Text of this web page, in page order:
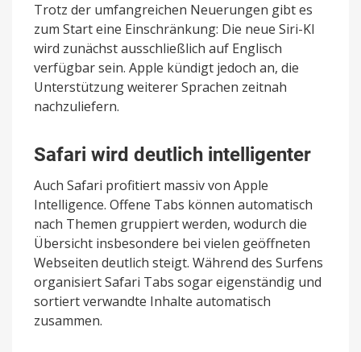
Trotz der umfangreichen Neuerungen gibt es
zum Start eine Einschränkung: Die neue Siri-KI
wird zunächst ausschließlich auf Englisch
verfügbar sein. Apple kündigt jedoch an, die
Unterstützung weiterer Sprachen zeitnah
nachzuliefern.
Safari wird deutlich intelligenter
Auch Safari profitiert massiv von Apple
Intelligence. Offene Tabs können automatisch
nach Themen gruppiert werden, wodurch die
Übersicht insbesondere bei vielen geöffneten
Webseiten deutlich steigt. Während des Surfens
organisiert Safari Tabs sogar eigenständig und
sortiert verwandte Inhalte automatisch
zusammen.